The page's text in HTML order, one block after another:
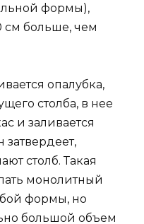
формы),
см больше, чем
опалубка,
столба, в нее
и заливается
затвердеет,
столб. Такая
монолитный
формы, но
большой объем